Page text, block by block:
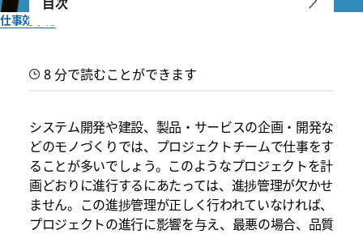
仕事効率化
進捗管理はなぜ重要？失敗す
併せて解説
特にプロジェクト型ビジネスにおいては、進捗管理が非常に重
要です。進捗管理の重要性や失敗する理由と、その対処法につ
いて解説します。
8 分で読むことができます
システム開発や建設、製品・サービスの企画・開発な
どのモノづくりでは、プロジェクトチームで仕事をす
ることが多いでしょう。このようなプロジェクトを計
画どおりに進行するにあたっては、進捗管理が欠かせ
ません。この進捗管理が正しく行われていなければ、
プロジェクトの進行に影響を与え、最悪の場合、品質